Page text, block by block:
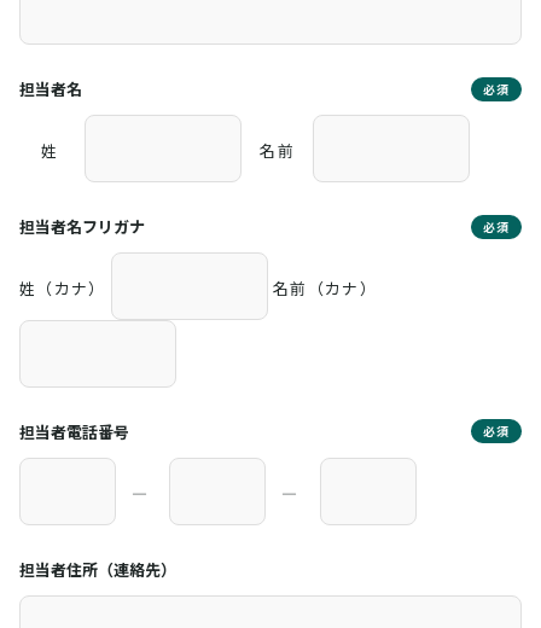
担当者名 必須
姓 名前
担当者名フリガナ 必須
姓（カナ） 名前（カナ）
担当者電話番号 必須
― ―
担当者住所（連絡先）